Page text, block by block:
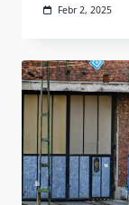
Febr 2, 2025